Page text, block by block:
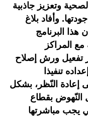
وتعزيز جاذبية
وأفاد بلاغ
هذا البرنامج
مع المراكز
تفعيل ورش إصلاح
تنفيذا
إعادة النّظر، بشكل
النّهوض بقطاع
يجب مباشرتها